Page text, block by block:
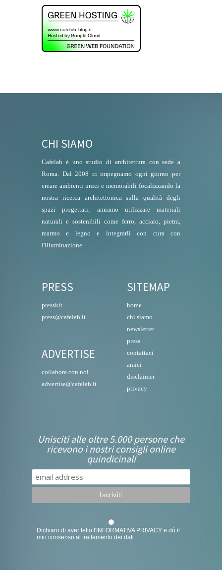
CHI SIAMO
Cafelab è uno studio di architettura con sede a
Roma. Dal 2008 ci impegnamo ogni giorno per
creare ambienti unici e memorabili focalizzando la
nostra ricerca architettonica sulla qualità degli
spazi progettati; amiamo utilizzare materiali
naturali e sostenibili come ferro, acciaio, pietra,
marmo e legno e integrarli con cura con
l'illuminazione.
PRESS
presskit
press@cafelab.it
ADVERTISE
collabora con noi
advertise@cafelab.it
SITEMAP
home
chi siamo
newsletter
press
contattaci
amici
disclaimer
privacy
Unisciti alle oltre 5.000 persone che
ricevono i nostri consigli online
quindicinali
Dichiaro di aver letto l'INFORMATIVA PRIVACY e dò il
mio consenso al trattamento dei dati